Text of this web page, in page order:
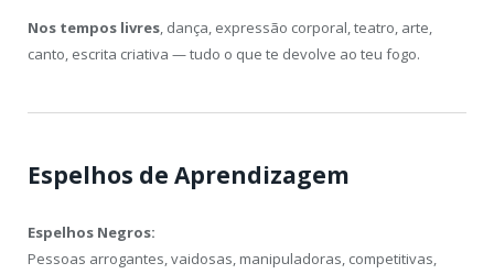
Nos tempos livres, dança, expressão corporal, teatro, arte,
canto, escrita criativa — tudo o que te devolve ao teu fogo.
Espelhos de Aprendizagem
Espelhos Negros:
Pessoas arrogantes, vaidosas, manipuladoras, competitivas,